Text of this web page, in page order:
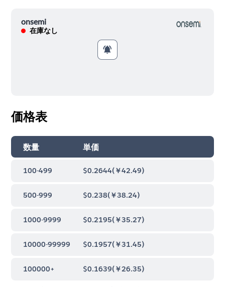
onsemi
在庫なし
価格表
数量 単価
100-499 $0.2644(￥42.49)
500-999 $0.238(￥38.24)
1000-9999 $0.2195(￥35.27)
10000-99999 $0.1957(￥31.45)
100000+ $0.1639(￥26.35)